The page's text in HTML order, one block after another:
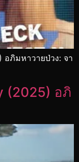
อภิมหาวายป่วง: จา
(2025) อภิ